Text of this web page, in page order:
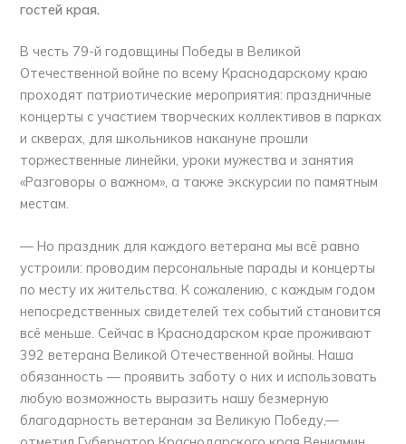
гостей края.
В честь 79-й годовщины Победы в Великой
Отечественной войне по всему Краснодарскому краю
проходят патриотические мероприятия: праздничные
концерты с участием творческих коллективов в парках
и скверах, для школьников накануне прошли
торжественные линейки, уроки мужества и занятия
«Разговоры о важном», а также экскурсии по памятным
местам.
— Но праздник для каждого ветерана мы всё равно
устроили: проводим персональные парады и концерты
по месту их жительства. К сожалению, с каждым годом
непосредственных свидетелей тех событий становится
всё меньше. Сейчас в Краснодарском крае проживают
392 ветерана Великой Отечественной войны. Наша
обязанность — проявить заботу о них и использовать
любую возможность выразить нашу безмерную
благодарность ветеранам за Великую Победу,—